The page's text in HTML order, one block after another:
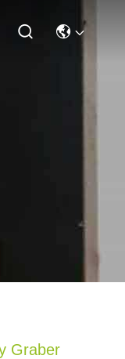
Graber